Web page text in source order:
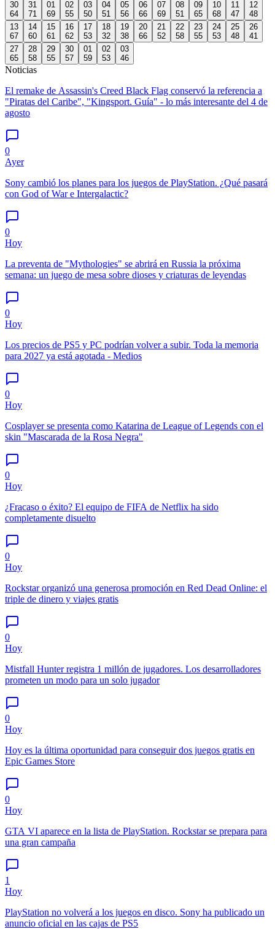
30
64
31
71
01
69
02
55
03
50
04
51
05
56
06
66
07
69
08
51
09
65
10
68
11
47
12
48
13
67
14
60
15
61
16
62
17
53
18
32
19
38
20
66
21
52
22
58
23
55
24
53
25
48
26
41
27
65
28
58
29
55
30
57
01
59
02
53
03
46
Noticias
El remake de Assassin's Creed Black Flag conservó la referencia a
"Piratas del Caribe", "Kingsport. Guía" - lo más interesante del 4 de
agosto
0
Ayer
Sony cambió los planes para los juegos de PlayStation. ¿Qué pasará
con God of War e Intergalactic?
0
Hoy
La preventa de "Mythologies" se abrirá en Russia la próxima
semana: un juego de mesa sobre dioses y criaturas de leyendas
0
Hoy
Los precios de PS5 y PC podrían volver a subir. Toda la memoria
para 2027 ya está agotada - Medios
0
Hoy
Cosplayer se presenta como Katarina de League of Legends con el
skin "Mascarada de la Rosa Negra"
0
Hoy
¿Fracaso o éxito? El equipo de FIFA de Netflix ha sido
completamente disuelto
0
Hoy
Rockstar organizó una generosa promoción en Red Dead Online: el
triple de dinero y viajes gratis
0
Hoy
Mistfall Hunter registra 1 millón de jugadores. Los desarrolladores
prometen un modo para un solo jugador
0
Hoy
Hoy es la última oportunidad para conseguir dos juegos gratis en
Epic Games Store
0
Hoy
GTA VI aparece en la lista de PlayStation. Rockstar se prepara para
una gran campaña
1
Hoy
PlayStation no volverá a los juegos en disco. Sony ha publicado un
anuncio oficial en las cajas de PS5